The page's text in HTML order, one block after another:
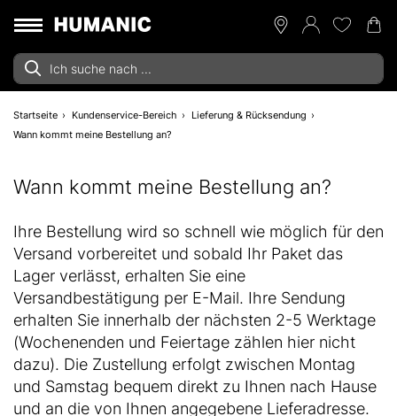
Startseite Kundenservice-Bereich
Lieferung & Rücksendung
Wann kommt meine Bestellung an?
Wann kommt meine Bestellung an?
Ihre Bestellung wird so schnell wie möglich für den
Versand vorbereitet und sobald Ihr Paket das
Lager verlässt, erhalten Sie eine
Versandbestätigung per E-Mail. Ihre Sendung
erhalten Sie innerhalb der nächsten 2-5 Werktage
(Wochenenden und Feiertage zählen hier nicht
dazu). Die Zustellung erfolgt zwischen Montag
und Samstag bequem direkt zu Ihnen nach Hause
und an die von Ihnen angegebene Lieferadresse.